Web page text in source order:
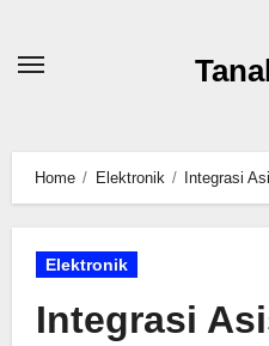
Home Elektronik Integrasi
Elektronik
Integrasi